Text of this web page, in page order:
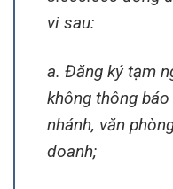
vi sau:
a. Đăng ký tạm
không thông
nhánh, văn
doanh;